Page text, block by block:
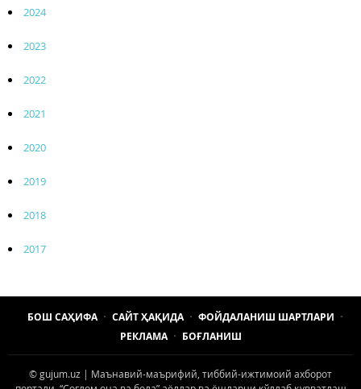
2024
2023
2022
2021
2020
2019
2018
2017
БОШ САҲИФА САЙТ ҲАҚИДА
ФОЙДАЛАНИШ ШАРТЛАРИ
РЕКЛАМА
БОҒЛАНИШ
© gujum.uz | Маънавий-маърифий, тиббий-ижтимоий ахборот